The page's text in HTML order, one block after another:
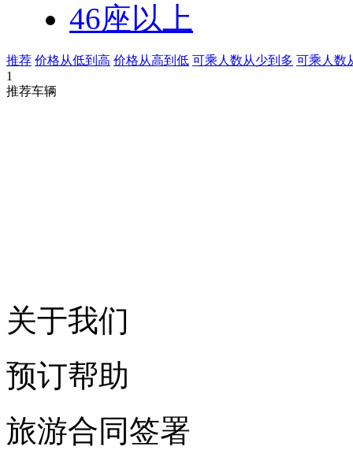
46座以上
推荐 价格从低到高 价格从高到低 可乘人数从少到多 可乘人数
1
推荐车辆
关于我们
预订帮助
旅游合同签署